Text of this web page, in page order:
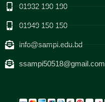
01932 190 190
01949 150 150
info@sampi.edu.bd
ssampi50518@gmail.com